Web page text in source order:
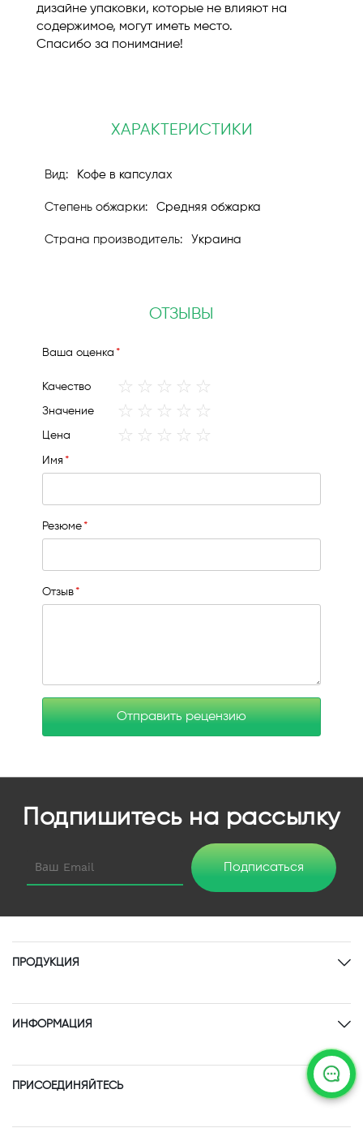
дизайне упаковки, которые не влияют на
содержимое, могут иметь место.
Спасибо за понимание!
ХАРАКТЕРИСТИКИ
Кофе в капсулах
Средняя обжарка
Украина
ОТЗЫВЫ
Ваша оценка
Качество
1
2
3
4
Значение
1
2
3
4
Цена
1
2
3
4
Имя
Резюме
Отзыв
Отправить рецензию
Подпишитесь на рассылку
Подписаться
ПРОДУКЦИЯ
ИНФОРМАЦИЯ
ПРИСОЕДИНЯЙТЕСЬ